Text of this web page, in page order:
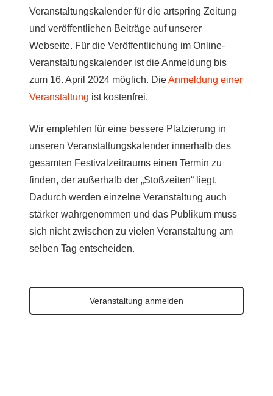
Veranstaltungskalender für die artspring Zeitung
und veröffentlichen Beiträge auf unserer
Webseite. Für die Veröffentlichung im Online-
Veranstaltungskalender ist die Anmeldung bis
zum 16. April 2024 möglich. DieAnmeldung einer
Veranstaltung ist kostenfrei.
Wir empfehlen für eine bessere Platzierung in
unseren Veranstaltungskalender innerhalb des
gesamten Festivalzeitraums einen Termin zu
finden, der außerhalb der „Stoßzeiten“ liegt.
Dadurch werden einzelne Veranstaltung auch
stärker wahrgenommen und das Publikum muss
sich nicht zwischen zu vielen Veranstaltung am
selben Tag entscheiden.
Veranstaltung anmelden